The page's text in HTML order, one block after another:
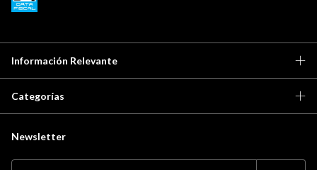
Información Relevante
Categorías
Newsletter